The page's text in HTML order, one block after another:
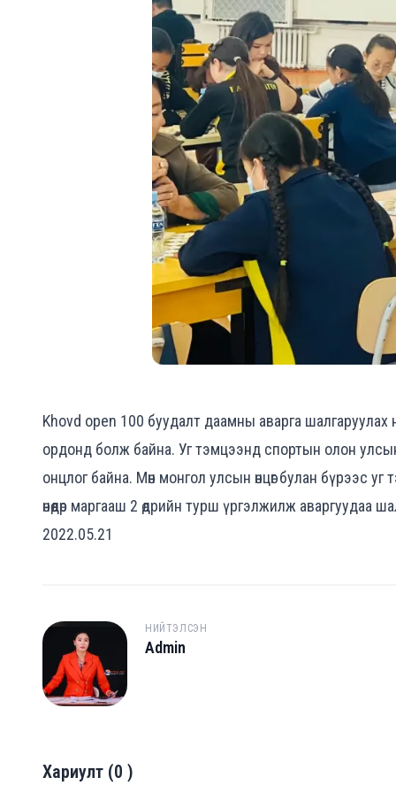
Khovd open 100 буудалт даамны аварга
ордонд болж байна. Уг тэмцээнд спортын олон
онцлог байна. Мөн монгол улсын өнцөг булан бүрээс
өнөөдөр маргааш 2 өдрийн турш үргэлжилж аваргуудаа
2022.05.21
A
НИЙТЭЛСЭН
Admin
Хариулт (0 )